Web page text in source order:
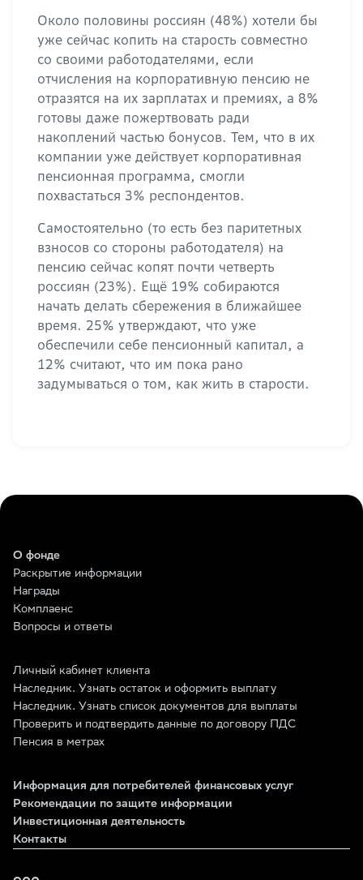
Около половины россиян (48%) хотели бы
уже сейчас копить на старость совместно
со своими работодателями, если
отчисления на корпоративную пенсию не
отразятся на их зарплатах и премиях, а 8%
готовы даже пожертвовать ради
накоплений частью бонусов. Тем, что в их
компании уже действует корпоративная
пенсионная программа, смогли
похвастаться 3% респондентов.
Самостоятельно (то есть без паритетных
взносов со стороны работодателя) на
пенсию сейчас копят почти четверть
россиян (23%). Ещё 19% собираются
начать делать сбережения в ближайшее
время. 25% утверждают, что уже
обеспечили себе пенсионный капитал, а
12% считают, что им пока рано
задумываться о том, как жить в старости.
О фонде
Раскрытие информации
Награды
Комплаенс
Вопросы и ответы
Личный кабинет клиента
Наследник. Узнать остаток и оформить выплату
Наследник. Узнать список документов для выплаты
Проверить и подтвердить данные по договору ПДС
Пенсия в метрах
Информация для потребителей финансовых услуг
Рекомендации по защите информации
Инвестиционная деятельность
Контакты